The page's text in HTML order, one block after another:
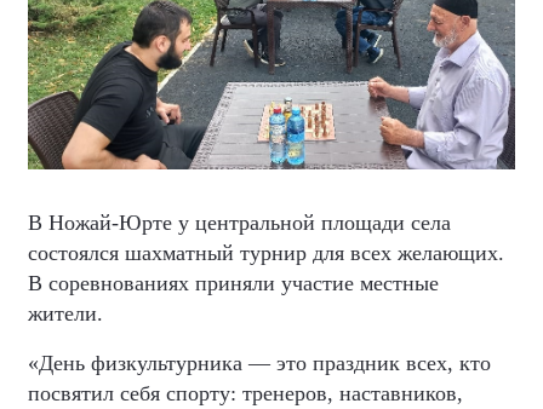
В Ножай-Юрте у центральной площади села
состоялся шахматный турнир для всех желающих.
В соревнованиях приняли участие местные
жители.
«День физкультурника — это праздник всех, кто
посвятил себя спорту: тренеров, наставников,